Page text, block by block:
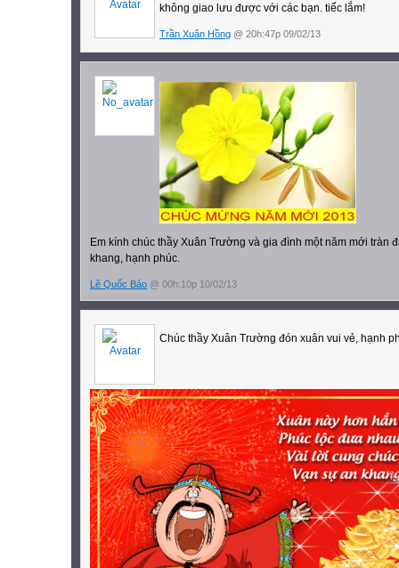
không giao lưu được với các bạn. tiếc lắm!
Trần Xuân Hồng @ 20h:47p 09/02/13
Em kính chúc thầy Xuân Trường và gia đình một năm mới tràn
khang, hạnh phúc.
Lê Quốc Bảo @ 00h:10p 10/02/13
Chúc thầy Xuân Trường đón xuân vui vẻ, hạnh